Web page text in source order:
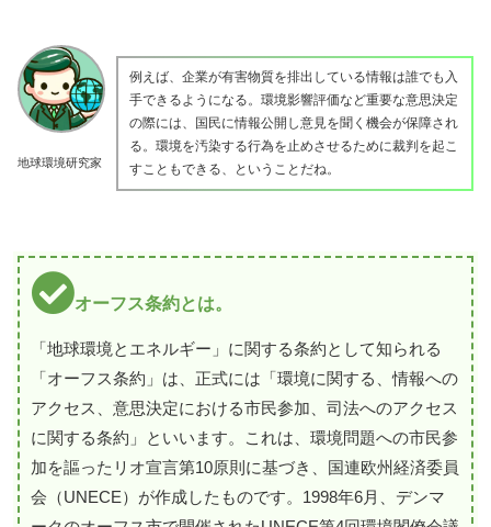
地球環境研究家
例えば、企業が有害物質を排出している情報は誰でも入
手できるようになる。環境影響評価など重要な意思決定
の際には、国民に情報公開し意見を聞く機会が保障され
る。環境を汚染する行為を止めさせるために裁判を起こ
すこともできる、ということだね。
オーフス条約とは。
「地球環境とエネルギー」に関する条約として知られる
「オーフス条約」は、正式には「環境に関する、情報への
アクセス、意思決定における市民参加、司法へのアクセス
に関する条約」といいます。これは、環境問題への市民参
加を謳ったリオ宣言第10原則に基づき、国連欧州経済委員
会（UNECE）が作成したものです。1998年6月、デンマ